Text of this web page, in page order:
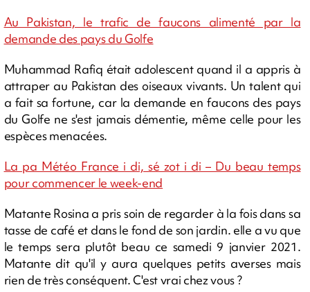
Au Pakistan, le trafic de faucons alimenté par la
demande des pays du Golfe
Muhammad Rafiq était adolescent quand il a appris à
attraper au Pakistan des oiseaux vivants. Un talent qui
a fait sa fortune, car la demande en faucons des pays
du Golfe ne s'est jamais démentie, même celle pour les
espèces menacées.
La pa Météo France i di, sé zot i di – Du beau temps
pour commencer le week-end
Matante Rosina a pris soin de regarder à la fois dans sa
tasse de café et dans le fond de son jardin. elle a vu que
le temps sera plutôt beau ce samedi 9 janvier 2021.
Matante dit qu'il y aura quelques petits averses mais
rien de très conséquent. C'est vrai chez vous ?